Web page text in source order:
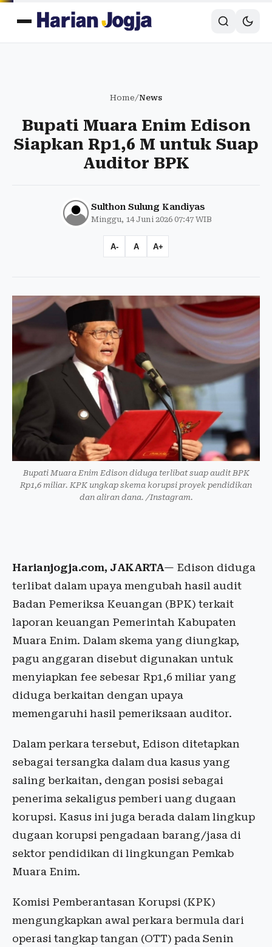
Home/News
Bupati Muara Enim Edison
Siapkan Rp1,6 M untuk Suap
Auditor BPK
Sulthon Sulung Kandiyas
Minggu, 14 Juni 2026 07:47 WIB
A- A A+
Bupati Muara Enim Edison diduga terlibat suap audit BPK
Rp1,6 miliar. KPK ungkap skema korupsi proyek pendidikan
dan aliran dana. /Instagram.
Harianjogja.com, JAKARTA— Edison diduga
terlibat dalam upaya mengubah hasil audit
Badan Pemeriksa Keuangan (BPK) terkait
laporan keuangan Pemerintah Kabupaten
Muara Enim. Dalam skema yang diungkap,
pagu anggaran disebut digunakan untuk
menyiapkan fee sebesar Rp1,6 miliar yang
diduga berkaitan dengan upaya
memengaruhi hasil pemeriksaan auditor.
Dalam perkara tersebut, Edison ditetapkan
sebagai tersangka dalam dua kasus yang
saling berkaitan, dengan posisi sebagai
penerima sekaligus pemberi uang dugaan
korupsi. Kasus ini juga berada dalam lingkup
dugaan korupsi pengadaan barang/jasa di
sektor pendidikan di lingkungan Pemkab
Muara Enim.
Komisi Pemberantasan Korupsi (KPK)
mengungkapkan awal perkara bermula dari
operasi tangkap tangan (OTT) pada Senin